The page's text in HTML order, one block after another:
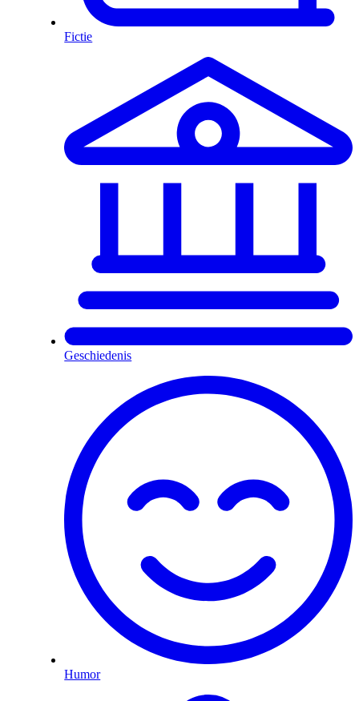
Fictie
Geschiedenis
Humor